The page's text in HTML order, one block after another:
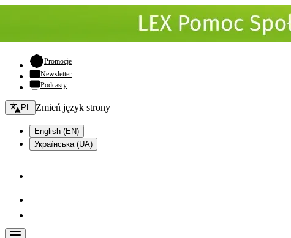
Promocje- otwiera się w nowej karcie
Newsletter
Podcasty
Zmień język - bieżący:
PL Zmień język strony
English (EN)
Українська (UA)